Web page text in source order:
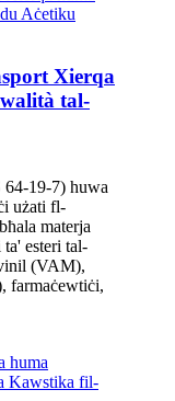
Xierqa
tal-
19-7) huwa
użati fl-
materja
esteri tal-
(VAM),
farmaċewtiċi,